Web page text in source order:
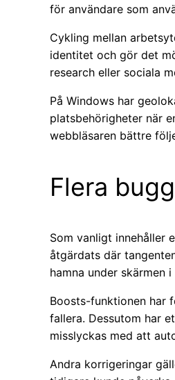
för användare som
Cykling mellan
identitet och gör det
research eller sociala
På Windows har
platsbehörigheter när
webbläsaren bättre
Flera
Som vanligt innehåller
åtgärdats där
hamna under skärmen
Boosts-funktionen har
fallera. Dessutom har
misslyckas med att
Andra korrigeringar